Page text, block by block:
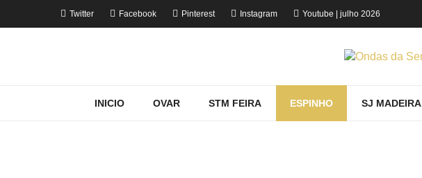
Twitter Facebook Pinterest Instagram Youtube | julho 2026
INICIO OVAR STM FEIRA ESPINHO SJ MADEIRA